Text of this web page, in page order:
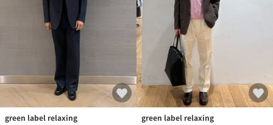
green label relaxing
green label relaxing